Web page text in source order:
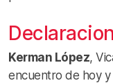
Kerman López,
encuentro de hoy y